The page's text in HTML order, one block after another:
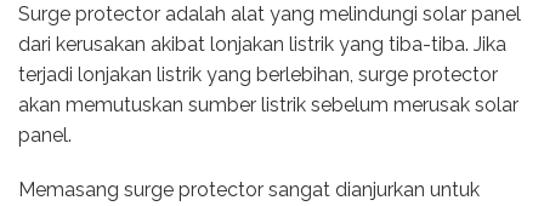
Surge protector adalah alat yang melindungi solar panel
dari kerusakan akibat lonjakan listrik yang tiba-tiba. Jika
terjadi lonjakan listrik yang berlebihan, surge protector
akan memutuskan sumber listrik sebelum merusak solar
panel.
Memasang surge protector sangat dianjurkan untuk